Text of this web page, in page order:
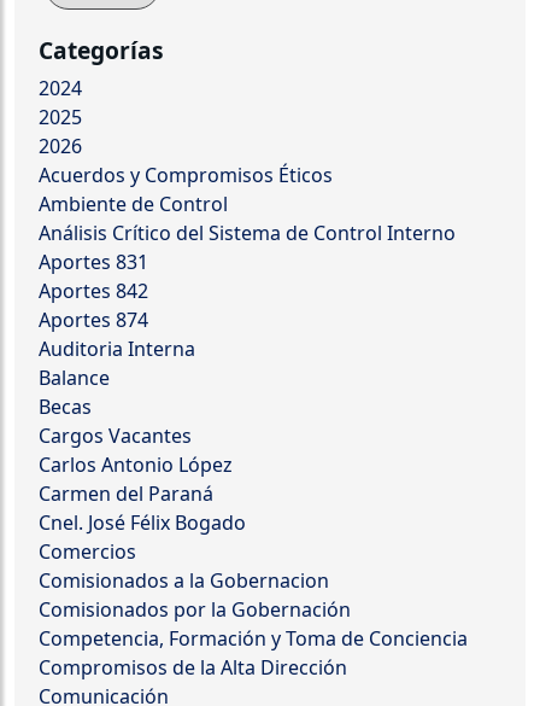
Categorías
2024
2025
2026
Acuerdos y Compromisos Éticos
Ambiente de Control
Análisis Crítico del Sistema de Control Interno
Aportes 831
Aportes 842
Aportes 874
Auditoria Interna
Balance
Becas
Cargos Vacantes
Carlos Antonio López
Carmen del Paraná
Cnel. José Félix Bogado
Comercios
Comisionados a la Gobernacion
Comisionados por la Gobernación
Competencia, Formación y Toma de Conciencia
Compromisos de la Alta Dirección
Comunicación